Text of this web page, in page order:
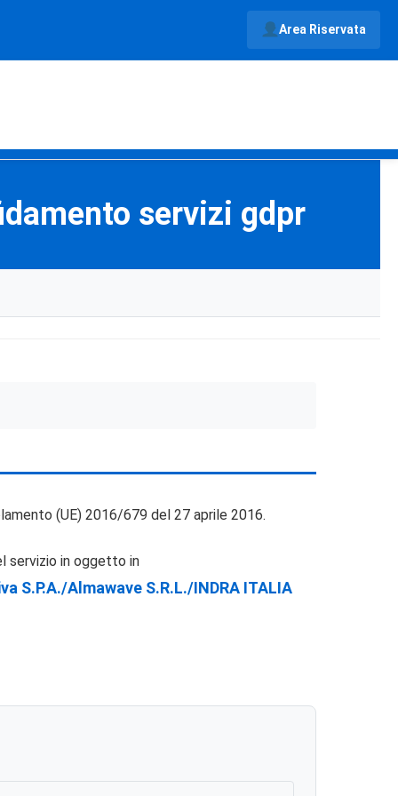
Area Riservata
servizi gdpr
(UE) 2016/679 del 27 aprile 2016.
servizio in oggetto in
S.p.A./Almawave S.r.l./INDRA ITALIA